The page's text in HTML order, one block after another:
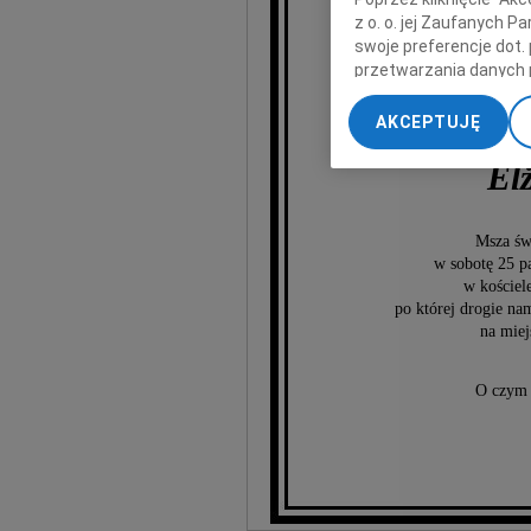
Msza
w sobotę 25
w
po której drogie
na
O czym
z o. o. jej Zaufanych
swoje preferencje dot.
przetwarzania danych
„Ustawienia
My, nasi Zaufani
dokładnych danych
Przechowywanie
AKCEPTUJĘ